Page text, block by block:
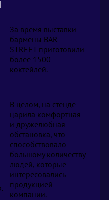
За время выставки
бармены BAR-
STREET приготовили
более 1500
коктейлей.
В целом, на стенде
царила комфортная
и дружелюбная
обстановка, что
способствовало
большому количеству
людей, которые
интересовались
продукцией
компании.